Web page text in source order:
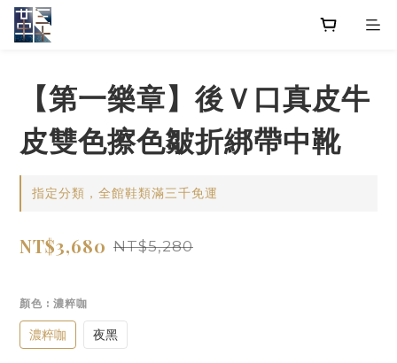
【第一樂章】後Ｖ口真皮牛
皮雙色擦色皺折綁帶中靴
指定分類，全館鞋類滿三千免運
NT$3,680 NT$5,280
顏色 : 濃粹咖
濃粹咖 夜黑